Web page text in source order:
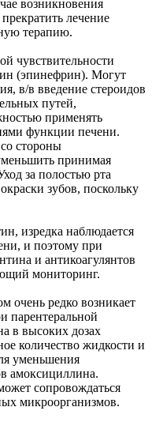
возникновения
лечение
терапию.
чувствительности
(эпинефрин). Могут
в/в введение стероидов
путей,
применять
функции печени.
стороны
принимая
за полостью рта
зубов, поскольку
изредка наблюдается
и поэтому при
и антикоагулянтов
мониторинг.
очень редко возникает
парентеральной
в высоких дозах
количество жидкости и
уменьшения
амоксициллина.
сопровождаться
микроорганизмов.